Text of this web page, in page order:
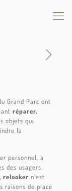
Grand Parc ont
réparer,
objets qui
la
personnel, a
des usagers.
relooker n’est
raisons de place